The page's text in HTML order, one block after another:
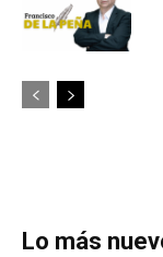
Lo más